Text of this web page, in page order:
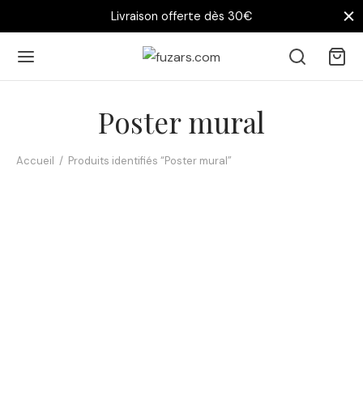
Livraison offerte dès 30€
Poster mural
Accueil / Produits identifiés “Poster mural”